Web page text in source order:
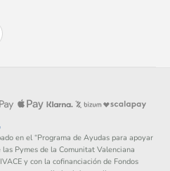
en el “Programa de Ayudas para apoyar
Pymes de la Comunitat Valenciana
y con la cofinanciación de Fondos